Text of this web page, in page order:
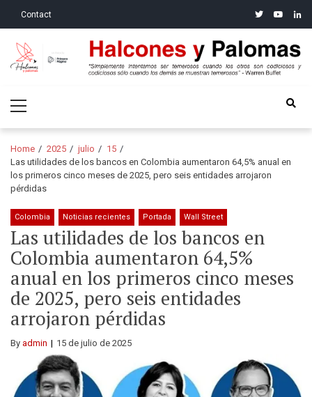
Contact twitteryoutube
Halcones y Palomas
Menu
Home 2025 julio
15
Las utilidades de los bancos en Colombia aumentaron 64,5% anual en
los primeros cinco meses de 2025, pero seis entidades arrojaron
pérdidas
Colombia Noticias recientes Portada Wall Street
Las utilidades de los bancos en
Colombia aumentaron 64,5%
anual en los primeros cinco meses
de 2025, pero seis entidades
arrojaron pérdidas
By admin 15 de julio de 2025